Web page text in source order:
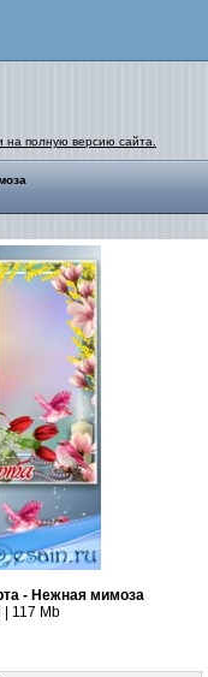
на полную версию сайта.
- Нежная мимоза
| 117 Mb